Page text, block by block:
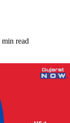
min read